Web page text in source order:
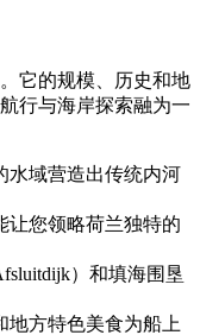
它的规模、历史和地
行与海岸探索融为一
水域营造出传统内河
让您领略荷兰独特的
）和填海围垦
地方特色美食为船上